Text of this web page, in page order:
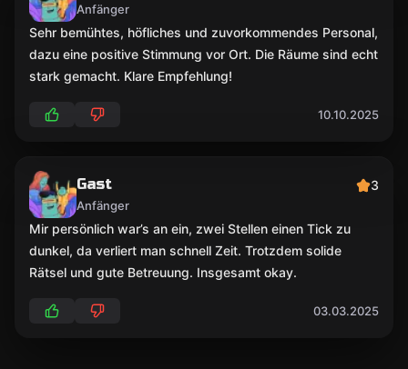
Anfänger
Sehr bemühtes, höfliches und zuvorkommendes Personal,
dazu eine positive Stimmung vor Ort. Die Räume sind echt
stark gemacht. Klare Empfehlung!
10.10.2025
Gast
Anfänger
3
Mir persönlich war’s an ein, zwei Stellen einen Tick zu
dunkel, da verliert man schnell Zeit. Trotzdem solide
Rätsel und gute Betreuung. Insgesamt okay.
03.03.2025